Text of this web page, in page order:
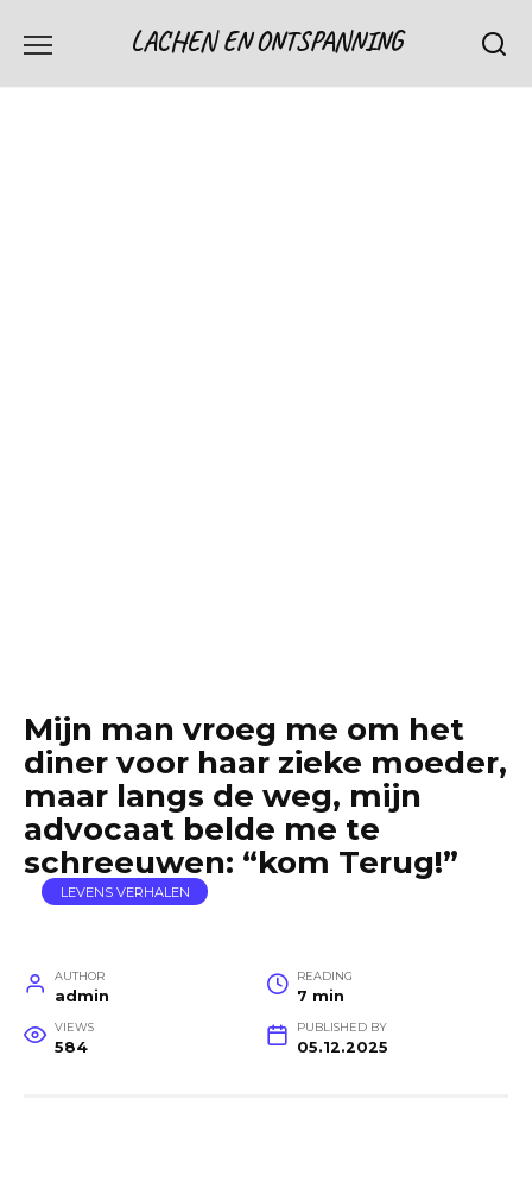
LACHEN EN ONTSPANNING
Mijn man vroeg me om het
diner voor haar zieke moeder,
maar langs de weg, mijn
advocaat belde me te
schreeuwen: “kom Terug!”
LEVENS VERHALEN
AUTHOR
admin
READING
7 min
VIEWS
584
PUBLISHED BY
05.12.2025